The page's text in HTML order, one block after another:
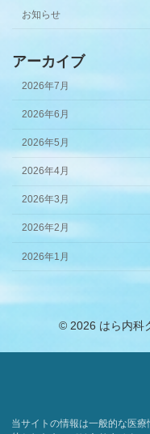
お知らせ
アーカイブ
2026年7月
2026年6月
2026年5月
2026年4月
2026年3月
2026年2月
2026年1月
© 2026 はら内科